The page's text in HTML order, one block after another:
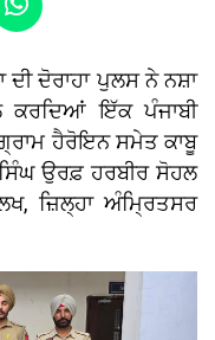
ਦੀ ਦੋਰਾਹਾ ਪੁਲਸ ਨੇ ਨਸ਼ਾ
ਕਰਦਿਆਂ ਇੱਕ ਪੰਜਾਬੀ
ਹੈਰੋਇਨ ਸਮੇਤ ਕਾਬੂ
ਉਰਫ਼ ਹਰਬੀਰ ਸੋਹਲ
ਜ਼ਿਲ੍ਹਾ ਅੰਮ੍ਰਿਤਸਰ